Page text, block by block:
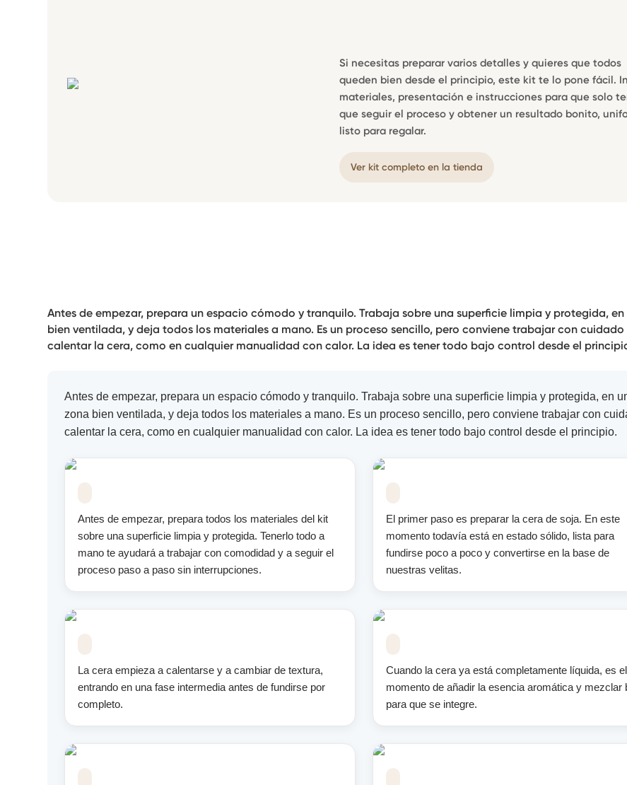
Si necesitas preparar varios detalles y quieres que todos
queden bien desde el principio, este kit te lo pone fácil.
materiales, presentación e instrucciones para que solo
que seguir el proceso y obtener un resultado bonito,
listo para regalar.
Ver kit completo en la tienda
Antes de empezar, prepara un espacio cómodo y tranquilo. Trabaja sobre una superficie limpia y protegida, en
bien ventilada, y deja todos los materiales a mano. Es un proceso sencillo, pero conviene trabajar con cuidado
calentar la cera, como en cualquier manualidad con calor. La idea es tener todo bajo control desde el
Antes de empezar, prepara un espacio cómodo y tranquilo. Trabaja sobre una superficie limpia y protegida, en
zona bien ventilada, y deja todos los materiales a mano. Es un proceso sencillo, pero conviene trabajar con
calentar la cera, como en cualquier manualidad con calor. La idea es tener todo bajo control desde el principio.
Antes de empezar, prepara todos los materiales del kit
sobre una superficie limpia y protegida. Tenerlo todo a
mano te ayudará a trabajar con comodidad y a seguir el
proceso paso a paso sin interrupciones.
El primer paso es preparar la cera de soja. En este
momento todavía está en estado sólido, lista para
fundirse poco a poco y convertirse en la base de
nuestras velitas.
La cera empieza a calentarse y a cambiar de textura,
entrando en una fase intermedia antes de fundirse por
completo.
Cuando la cera ya está completamente líquida, es el
momento de añadir la esencia aromática y mezclar
para que se integre.